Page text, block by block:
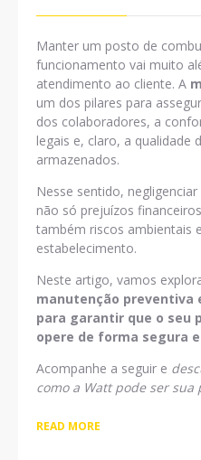
Manter um posto de
funcionamento vai muito
atendimento ao cliente. A
um dos pilares para
dos colaboradores, a
legais e, claro, a qualidade
armazenados.
Nesse sentido,
não só prejuízos
também riscos ambientais
estabelecimento.
Neste artigo, vamos
manutenção preventiva
para garantir que o seu
opere de forma segura
Acompanhe a seguir e
como a Watt pode ser
READ MORE